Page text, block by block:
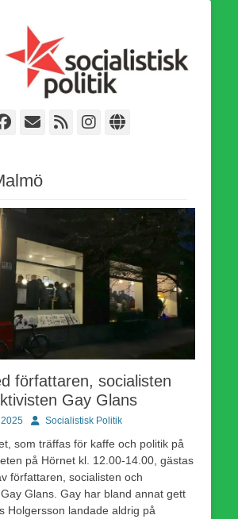
socialistiska Fjärde Internationalen och en viktig
tillgång i kampen för en socialistisk framtid!
Facebook
E-
Webbflöde
Instagram
Webbplats
författaren, socialisten
Gay Glans
Författare
Socialistisk Politik
som träffas för kaffe och politik på
på Hörnet kl. 12.00-14.00, gästas
författaren, socialisten och
Glans. Gay har bland annat gett
Holgersson landade aldrig på